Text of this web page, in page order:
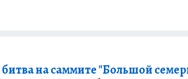
на саммите "Большой